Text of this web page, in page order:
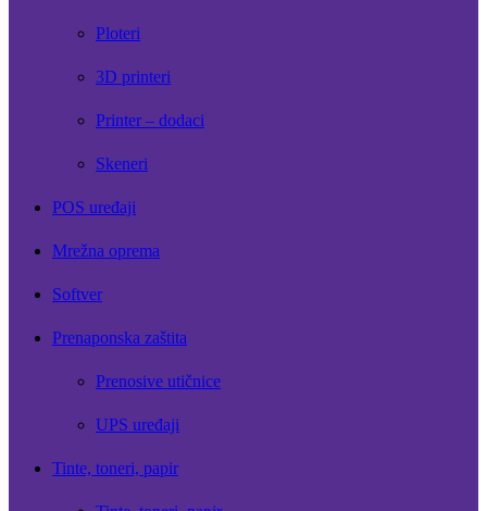
Ploteri
3D printeri
Printer – dodaci
Skeneri
POS uređaji
Mrežna oprema
Softver
Prenaponska zaštita
Prenosive utičnice
UPS uređaji
Tinte, toneri, papir